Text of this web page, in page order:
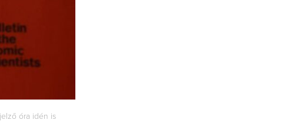
óra idén is